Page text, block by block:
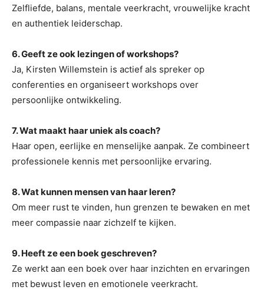
Zelfliefde, balans, mentale veerkracht, vrouwelijke kracht
en authentiek leiderschap.
6. Geeft ze ook lezingen of workshops?
Ja, Kirsten Willemstein is actief als spreker op
conferenties en organiseert workshops over
persoonlijke ontwikkeling.
7. Wat maakt haar uniek als coach?
Haar open, eerlijke en menselijke aanpak. Ze combineert
professionele kennis met persoonlijke ervaring.
8. Wat kunnen mensen van haar leren?
Om meer rust te vinden, hun grenzen te bewaken en met
meer compassie naar zichzelf te kijken.
9. Heeft ze een boek geschreven?
Ze werkt aan een boek over haar inzichten en ervaringen
met bewust leven en emotionele veerkracht.